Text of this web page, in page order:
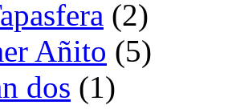
(2)
Añito (5)
dos (1)